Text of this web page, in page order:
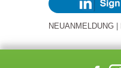
NEUANMELDUNG